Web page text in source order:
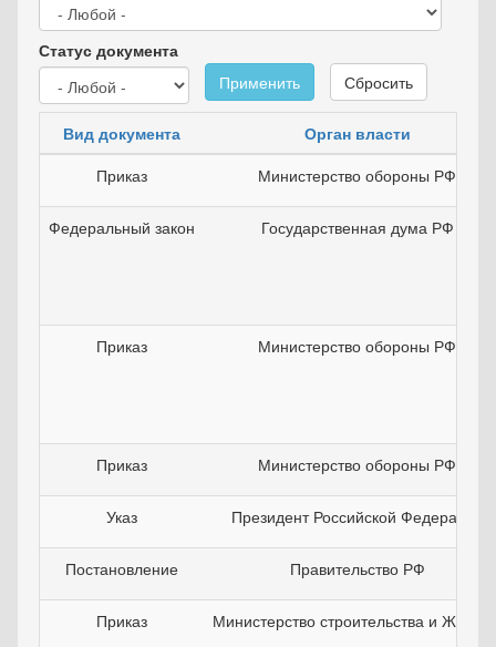
Статус документа
Применить
Сбросить
Вид документа
Орган власти
Приказ
Министерство обороны РФ
Федеральный закон Государственная дума РФ
Приказ Министерство обороны РФ
Приказ Министерство обороны РФ
Указ Президент Российской Федерации
Постановление Правительство РФ
Приказ Министерство строительства и ЖКХ